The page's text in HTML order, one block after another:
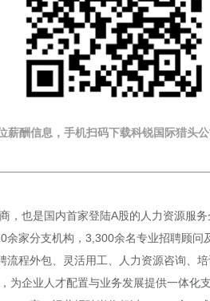
薪酬信息，手机扫码下载科锐国际猎头
，也是国内首家登陆A股的人力资源服
家分支机构，3,300余名专业招聘顾问
程外包、灵活用工、人力资源咨询、
为企业人才配置与业务发展提供一体化